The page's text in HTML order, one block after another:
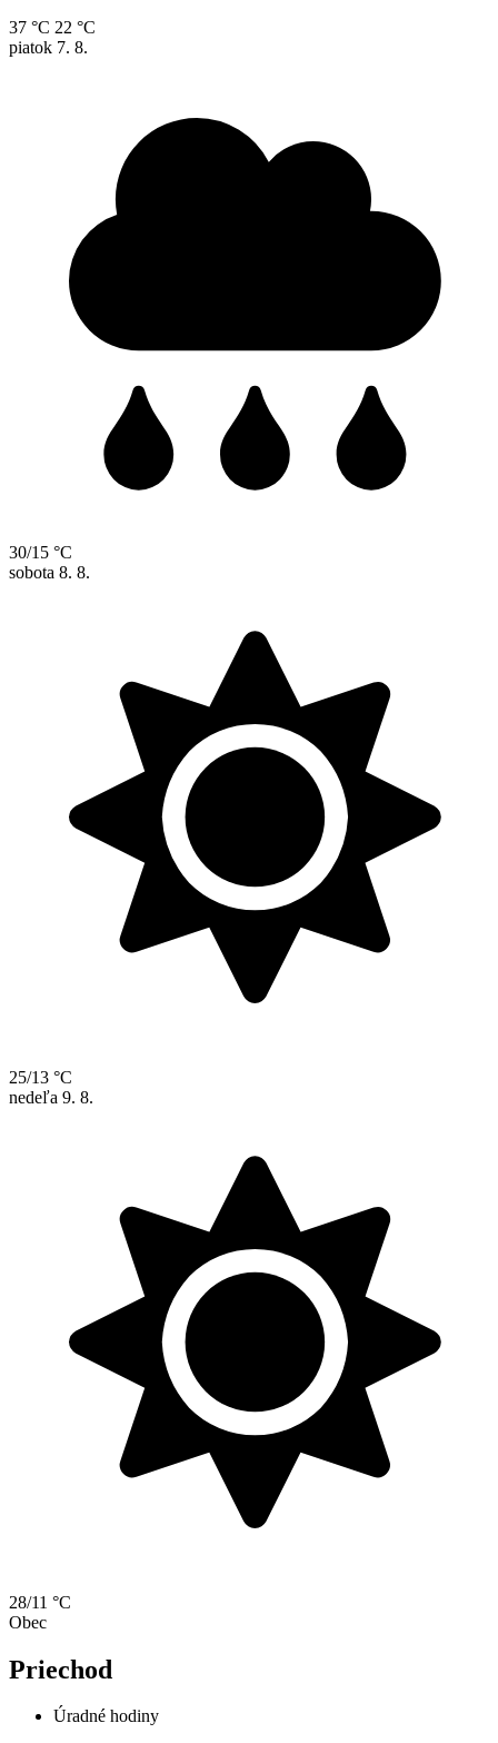
37 °C 22 °C
piatok 7. 8.
30/15 °C
sobota 8. 8.
25/13 °C
nedeľa 9. 8.
28/11 °C
Obec
Priechod
Úradné hodiny